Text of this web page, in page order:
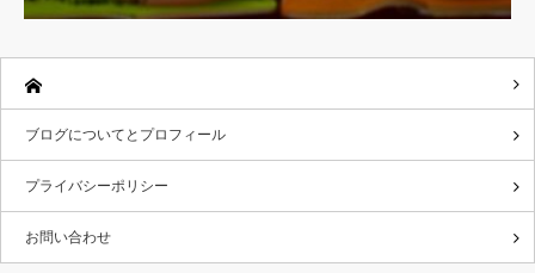
ブログについてとプロフィール
プライバシーポリシー
お問い合わせ